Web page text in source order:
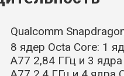
Qualcomm
8 ядер Octa Core: 1
A77 2,84 ГГц и 3